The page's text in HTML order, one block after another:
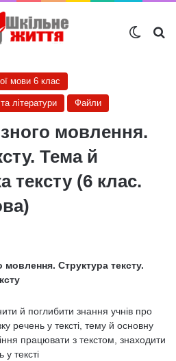
мови 6 клас
літератури Файли
мовлення.
Тема й
тексту (6 клас.
мовлення. Структура тексту.
й поглибити знання учнів про
речень у тексті, тему й основну
працювати з текстом, знаходити
у тексті